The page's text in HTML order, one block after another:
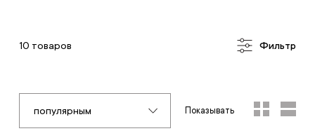
10 товаров Фильтр
популярным Показывать